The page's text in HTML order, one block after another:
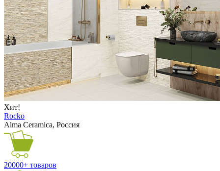
Хит!
Rocko
Alma Ceramica, Россия
20000+ товаров